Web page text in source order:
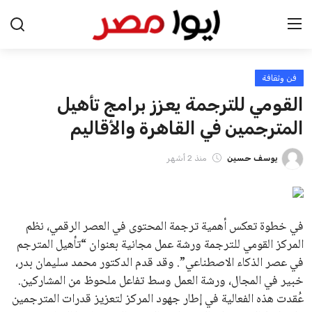
الرئيسية
اخبار مصر
عرب وعالم
اقتصاد
اخبار الرياضة
منوعات
فن وثقافة
فن وثقافة
القومي للترجمة يعزز برامج تأهيل
المترجمين في القاهرة والأقاليم
يوسف حسين منذ 2 أشهر
في خطوة تعكس أهمية ترجمة المحتوى في العصر الرقمي، نظم
المركز القومي للترجمة ورشة عمل مجانية بعنوان “تأهيل المترجم
في عصر الذكاء الاصطناعي”. وقد قدم الدكتور محمد سليمان بدر،
خبير في المجال، ورشة العمل وسط تفاعل ملحوظ من المشاركين.
عُقدت هذه الفعالية في إطار جهود المركز لتعزيز قدرات المترجمين